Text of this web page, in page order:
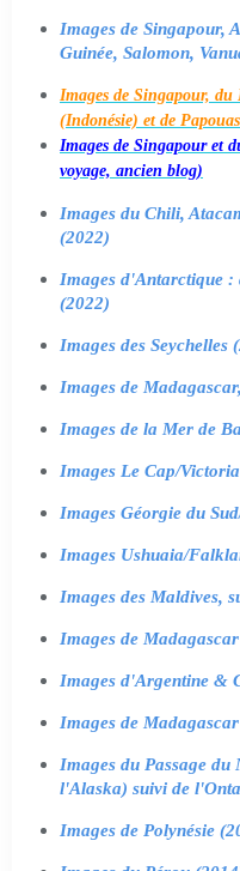
Images de Singapour,
Guinée, Salomon,
Images de Singapour,
(Indonésie) et de
Images de Singapour et
voyage, ancien blog)
Images du Chili,
(2022)
Images d'Antarctique :
(2022)
Images des Seychelles
Images de
Images de la Mer de
Images Le Cap/
Images Géorgie du
Images Ushuaia/
Images des Maldives,
Images de
Images d'Argentine &
Images de
Images du Passage
l'Alaska) suivi de
Images de Polynésie